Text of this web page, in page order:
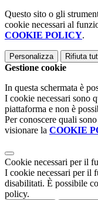
Questo sito o gli
cookie necessari al
COOKIE POLICY.
Personalizza Rifiuta
Gestione cookie
In questa schermata è
I cookie necessari sono
piattaforma e non è
Per conoscere quali
visionare la COOKIE
Cookie necessari per il
I cookie necessari per il
disabilitati. È possibile
policy.